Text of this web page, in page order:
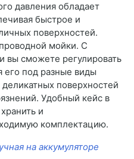
давления обладает
быстрое и
поверхностей.
мойки. С
сможете регулировать
его под разные виды
поверхностей
Удобный кейс в
и
комплектацию.
на аккумуляторе